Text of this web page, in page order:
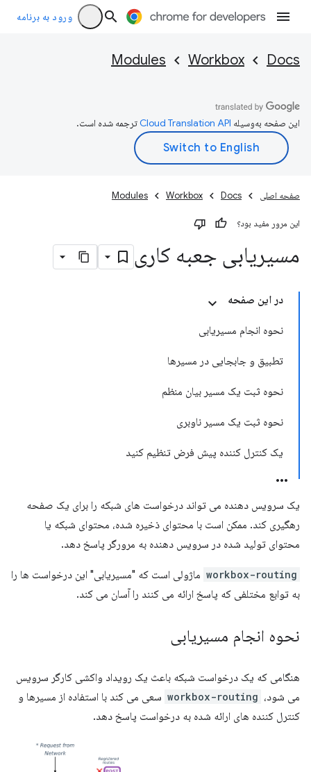
ورود به برنامه
Docs
Workbox
Modules
این صفحه به‌وسیله ترجمه شده است.
صفحه اصلی Docs
Workbox
Modules
این مرور مفید بود؟
مسیریابی جعبه کاری
در این صفحه
نحوه انجام مسیریابی
تطبیق و جابجایی در مسیرها
نحوه ثبت یک مسیر بیان منظم
نحوه ثبت یک مسیر ناوبری
یک کنترل کننده پیش فرض تنظیم کنید
یک سرویس دهنده می تواند درخواست های شبکه را برای یک صفحه
رهگیری کند. ممکن است با محتوای ذخیره شده، محتوای شبکه یا
محتوای تولید شده در سرویس دهنده به مرورگر پاسخ دهد.
workbox-routing ماژولی است که "مسیریابی" این درخواست ها را
به توابع مختلفی که پاسخ ارائه می کنند را آسان می کند.
نحوه انجام مسیریابی
هنگامی که یک درخواست شبکه باعث یک رویداد واکشی کارگر سرویس
می شود، workbox-routing سعی می کند با استفاده از مسیرها و
کنترل کننده های ارائه شده به درخواست پاسخ دهد.